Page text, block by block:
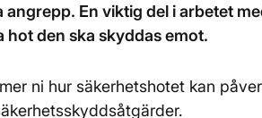
En viktig del i arbetet
den ska skyddas emot.
ni hur säkerhetshotet kan